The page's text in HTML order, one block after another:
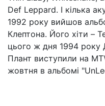
Def Leppard. І кілька
1992 року вийшов
Клептона. Його хіти –
цього ж дня 1994
Плант виступили на
жовтня в альбомі